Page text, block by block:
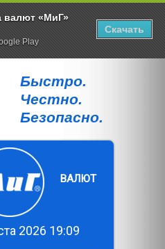
Быстро.
Честно.
Безопасно.
ВАЛЮТ
2026 19:09
валют «МиГ»
Play
Скачать